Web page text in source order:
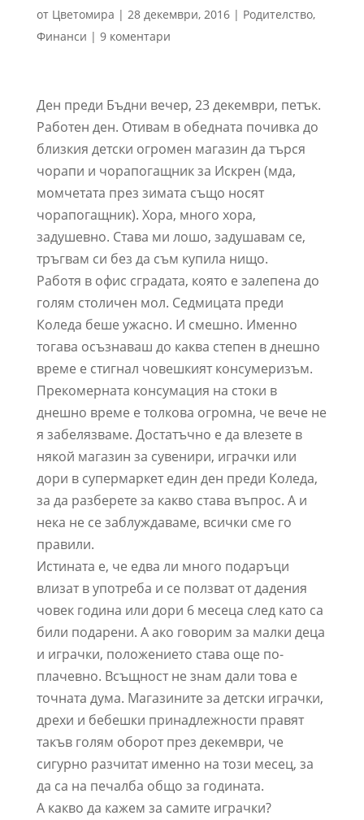
от Цветомира | 28 декември, 2016| Родителство,
Финанси | 9 коментари
Ден преди Бъдни вечер, 23 декември, петък.
Работен ден. Отивам в обедната почивка до
близкия детски огромен магазин да търся
чорапи и чорапогащник за Искрен (мда,
момчетата през зимата също носят
чорапогащник). Хора, много хора,
задушевно. Става ми лошо, задушавам се,
тръгвам си без да съм купила нищо.
Работя в офис сградата, която е залепена до
голям столичен мол. Седмицата преди
Коледа беше ужасно. И смешно. Именно
тогава осъзнаваш до каква степен в днешно
време е стигнал човешкият консумеризъм.
Прекомерната консумация на стоки в
днешно време е толкова огромна, че вече не
я забелязваме. Достатъчно е да влезете в
някой магазин за сувенири, играчки или
дори в супермаркет един ден преди Коледа,
за да разберете за какво става въпрос. А и
нека не се заблуждаваме, всички сме го
правили.
Истината е, че едва ли много подаръци
влизат в употреба и се ползват от дадения
човек година или дори 6 месеца след като са
били подарени. А ако говорим за малки деца
и играчки, положението става още по-
плачевно. Всъщност не знам дали това е
точната дума. Магазините за детски играчки,
дрехи и бебешки принадлежности правят
такъв голям оборот през декември, че
сигурно разчитат именно на този месец, за
да са на печалба общо за годината.
А какво да кажем за самите играчки?